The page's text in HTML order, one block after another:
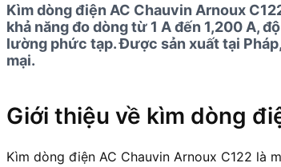
Kìm dòng điện AC Chauvin Arnoux
khả năng đo dòng từ 1 A đến 1,200 A,
lường phức tạp. Được sản xuất tại
mại.
Giới thiệu về kìm dòng
Kìm dòng điện AC Chauvin Arnoux C122